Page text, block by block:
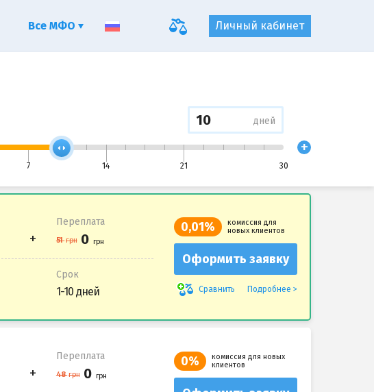
дней
7 14 21 30
+
Переплата
Срок
1-10 дней
0,01%
комиссия для
новых клиентов
Оформить заявку
Сравнить Подробнее
Переплата 0%
комиссия для новых
клиентов
Личный кабинет
Все МФО